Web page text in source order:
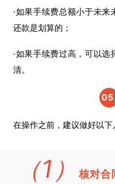
·如果手续费总额小于未
还款是划算的；
·如果手续费过高，可以
清。
做
在操作之前，建议做好以下
（1） 核对合